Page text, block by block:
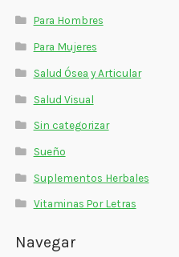
Para Hombres
Para Mujeres
Salud Ósea y Articular
Salud Visual
Sin categorizar
Sueño
Suplementos Herbales
Vitaminas Por Letras
Navegar